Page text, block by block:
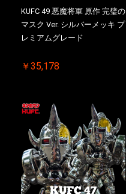
KUFC 49 悪魔将軍 原作 完璧の
マスク Ver. シルバーメッキ プ
レミアムグレード
￥35,178